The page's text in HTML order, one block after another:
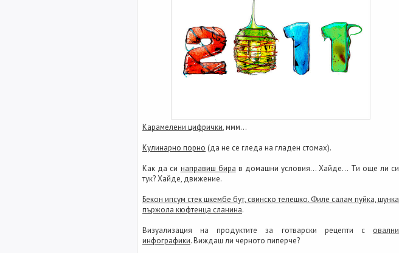
Карамелени цифрички, ммм...
Кулинарно порно (да не се гледа на гладен стомах).
Как да си направиш бира в домашни условия... Хайде... Ти още ли си
тук? Хайде, движение.
Бекон ипсум стек шкембе бут, свинско телешко. Филе салам пуйка, шунка
пържола кюфтенца сланина.
Визуализация на продуктите за готварски рецепти с овални
инфографики. Виждаш ли черното пиперче?